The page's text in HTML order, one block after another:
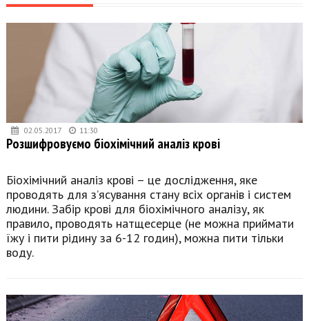
02.05.2017 11:30
Розшифровуємо біохімічний аналіз крові
Біохімічний аналіз крові – це дослідження, яке
проводять для з’ясування стану всіх органів і систем
людини. Забір крові для біохімічного аналізу, як
правило, проводять натщесерце (не можна приймати
їжу і пити рідину за 6-12 годин), можна пити тільки
воду.